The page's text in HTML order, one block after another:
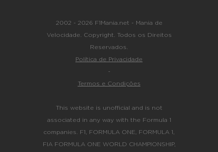
2002 - 2026 F1Mania.net - Mania de
Velocidade. Copyright. Todos os Direitos
Reservados.
Política de Privacidade
-
Termos e Condições
This website is unofficial and is not
associated in any way with the Formula 1
companies. F1, FORMULA ONE, FORMULA 1,
FIA FORMULA ONE WORLD CHAMPIONSHIP,